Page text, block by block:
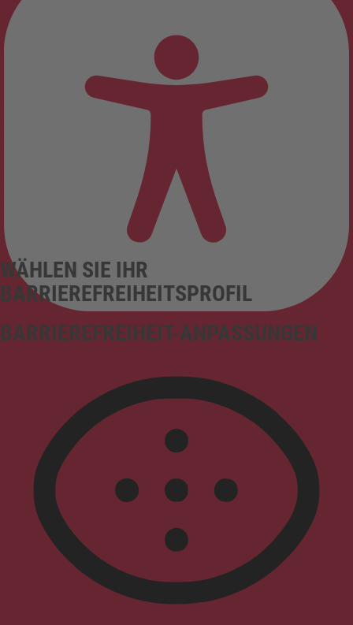
BARRIEREFREIHEIT-ANPASSUNGEN
WÄHLEN SIE IHR
BARRIEREFREIHEITSPROFIL